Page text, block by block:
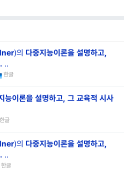
)의 다중지능이론을 설명하고,
..
한글
능이론을 설명하고, 그 교육적 시사
한글
)의 다중지능이론을 설명하고,
..
한글